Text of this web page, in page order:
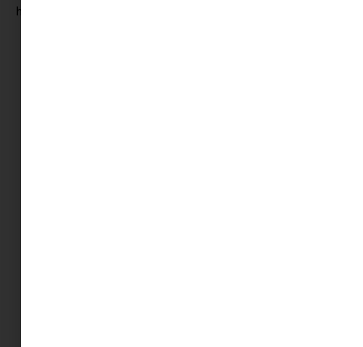
herceg, aki harcművészetekre tanítja fiát.